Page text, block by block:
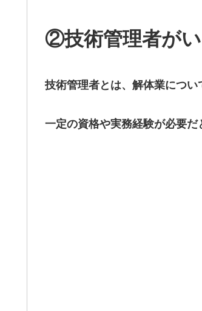
②技術管理者が
技術管理者とは、解体業につい
一定の資格や実務経験が必要だ